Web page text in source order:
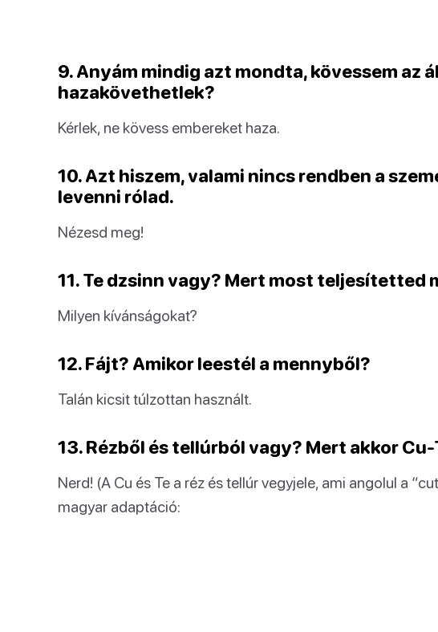
9. Anyám mindig azt mondta, kövessem az
hazakövethetlek?
Kérlek, ne kövess embereket haza.
10. Azt hiszem, valami nincs rendben a
levenni rólad.
Nézesd meg!
11. Te dzsinn vagy? Mert most teljesítetted
Milyen kívánságokat?
12. Fájt? Amikor leestél a mennyből?
Talán kicsit túlzottan használt.
13. Rézből és tellúrból vagy? Mert akkor Cu-
Nerd! (A Cu és Te a réz és tellúr vegyjele, ami angolul a
magyar adaptáció: